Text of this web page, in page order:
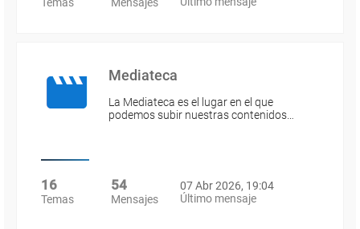
Mediateca
La Mediateca es el lugar en el que
podemos subir nuestras contenidos…
16
Temas
54
Mensajes
07 Abr 2026, 19:04
Último mensaje